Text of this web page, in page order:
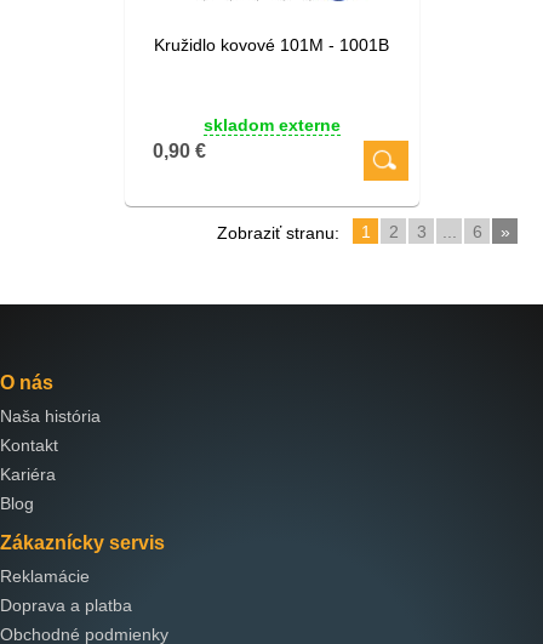
Kružidlo kovové 101M - 1001B
skladom externe
0,90 €
Zobraziť stranu: 1 2 3 6 »
O nás
Naša história
Kontakt
Kariéra
Blog
Zákaznícky servis
Reklamácie
Doprava a platba
Obchodné podmienky